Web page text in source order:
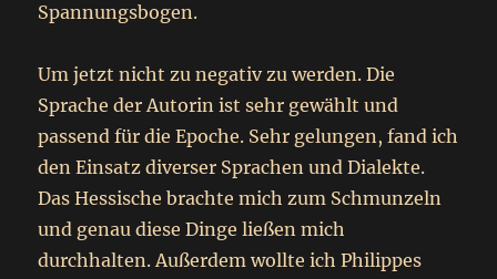
Spannungsbogen.
Um jetzt nicht zu negativ zu werden. Die
Sprache der Autorin ist sehr gewählt und
passend für die Epoche. Sehr gelungen, fand ich
den Einsatz diverser Sprachen und Dialekte.
Das Hessische brachte mich zum Schmunzeln
und genau diese Dinge ließen mich
durchhalten. Außerdem wollte ich Philippes